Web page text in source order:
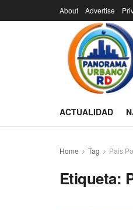
About Advertise
ACTUALIDAD
Home Tag Pais
Etiqueta: